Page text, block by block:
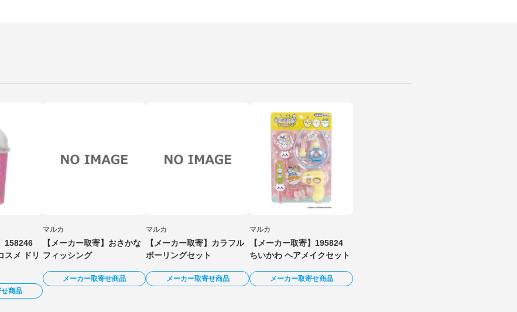
158246
スメ ドリ
商品
マルカ
【メーカー取寄】おさかな
フィッシング
メーカー取寄せ商品
マルカ
【メーカー取寄】カラフル
ボーリングセット
メーカー取寄せ商品
マルカ
【メーカー取寄】195824
ちいかわ ヘアメイクセット
メーカー取寄せ商品